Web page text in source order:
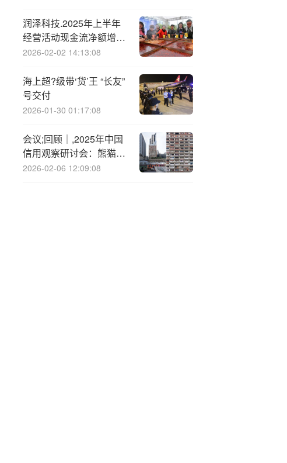
润泽科技.2025年上半年
经营活动现金流净额增长
15倍
2026-02-02 14:13:08
海上超?级带‘货’王 “长友”
号交付
2026-01-30 01:17:08
会议;回顾｜,2025年中国
信用观察研讨会：熊猫
债、境外债与中资企业出
2026-02-06 12:09:08